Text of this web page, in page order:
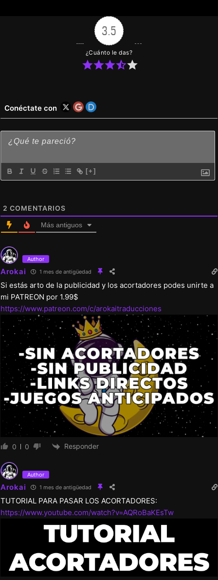
3.5
¿Cuánto le das?
Conéctate con
[+]
2 COMENTARIOS
Más antiguos
Author
Arokai 1 mes de antigüedad
Si estás arto de la publicidad y los acortadores podes unirte a
mi PATREON por 1.99$
https://www.patreon.com/c/arokaitraducciones
0 0 Responder
Author
Arokai 1 mes de antigüedad
TUTORIAL PARA PASAR LOS ACORTADORES:
https://www.youtube.com/watch?v=AQRoBaKEsTw